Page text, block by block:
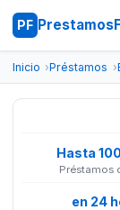
PF
Inicio Préstamos
Hasta
Préstamos
en 24